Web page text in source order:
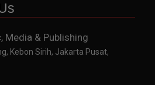
Media & Publishing
Kebon Sirih, Jakarta Pusat,